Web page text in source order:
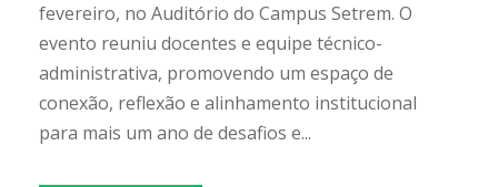
fevereiro, no Auditório do Campus Setrem. O
evento reuniu docentes e equipe técnico-
administrativa, promovendo um espaço de
conexão, reflexão e alinhamento institucional
para mais um ano de desafios e...